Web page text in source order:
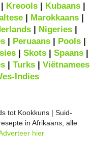
| Kreools | Kubaans |
| Marokkaans|
| Nigeries|
| Peruaans | Pools |
| Skots | Spaans |
| Turks| Viëtnamees
Indies
tot Kookkuns | Suid-
in Afrikaans, alle
hier